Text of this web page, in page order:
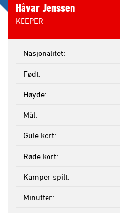
Håvar Jenssen
KEEPER
Nasjonalitet
Født
Høyde
Mål
Gule kort
Røde kort
Kamper spilt
Minutter